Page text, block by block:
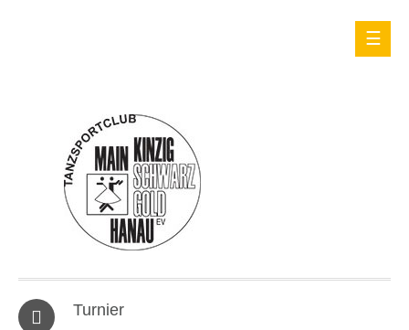
Turnier